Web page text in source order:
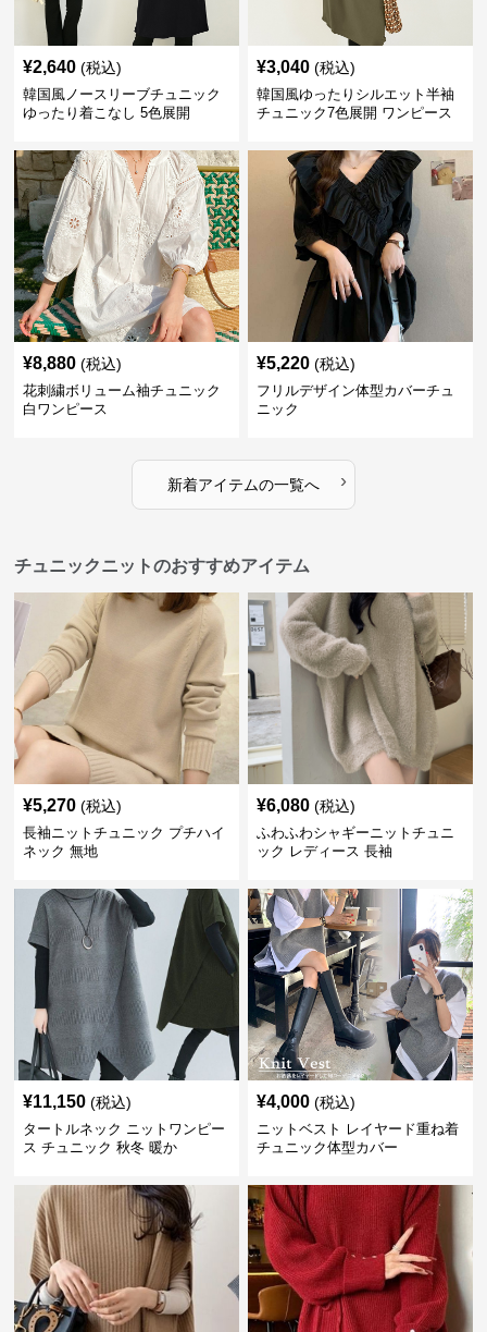
¥2,640 (税込)
韓国風ノースリーブチュニック
ゆったり着こなし 5色展開
¥3,040 (税込)
韓国風ゆったりシルエット半袖
チュニック7色展開 ワンピース
¥8,880 (税込)
花刺繍ボリューム袖チュニック
白ワンピース
¥5,220 (税込)
フリルデザイン体型カバーチュ
ニック
新着アイテムの一覧へ ›
チュニックニットのおすすめアイテム
¥5,270 (税込)
長袖ニットチュニック プチハイ
ネック 無地
¥6,080 (税込)
ふわふわシャギーニットチュニ
ック レディース 長袖
¥11,150 (税込)
タートルネック ニットワンピー
ス チュニック 秋冬 暖か
¥4,000 (税込)
ニットベスト レイヤード重ね着
チュニック体型カバー